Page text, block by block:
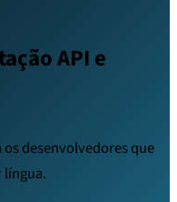
API e
desenvolvedores que
língua.